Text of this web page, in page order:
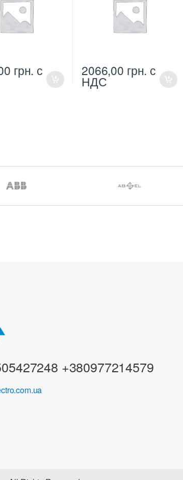
грн. с 2066,00 грн. с
НДС
+380977214579